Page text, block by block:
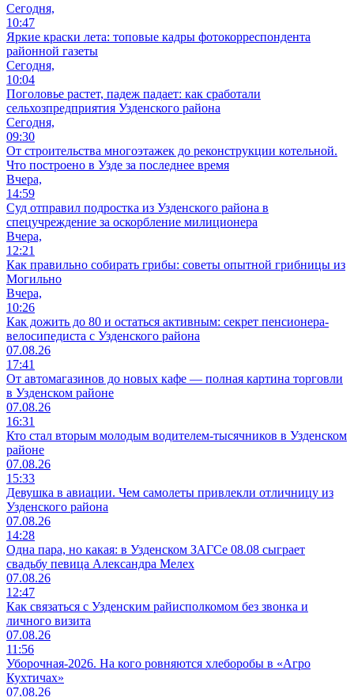
Сегодня,
10:47
Яркие краски лета: топовые кадры фотокорреспондента
районной газеты
Сегодня,
10:04
Поголовье растет, падеж падает: как сработали
сельхозпредприятия Узденского района
Сегодня,
09:30
От строительства многоэтажек до реконструкции котельной.
Что построено в Узде за последнее время
Вчера,
14:59
Суд отправил подростка из Узденского района в
спецучреждение за оскорбление милиционера
Вчера,
12:21
Как правильно собирать грибы: советы опытной грибницы из
Могильно
Вчера,
10:26
Как дожить до 80 и остаться активным: секрет пенсионера-
велосипедиста с Узденского района
07.08.26
17:41
От автомагазинов до новых кафе — полная картина торговли
в Узденском районе
07.08.26
16:31
Кто стал вторым молодым водителем-тысячников в Узденском
районе
07.08.26
15:33
Девушка в авиации. Чем самолеты привлекли отличницу из
Узденского района
07.08.26
14:28
Одна пара, но какая: в Узденском ЗАГСе 08.08 сыграет
свадьбу певица Александра Мелех
07.08.26
12:47
Как связаться с Узденским райисполкомом без звонка и
личного визита
07.08.26
11:56
Уборочная-2026. На кого ровняются хлеборобы в «Агро
Кухтичах»
07.08.26